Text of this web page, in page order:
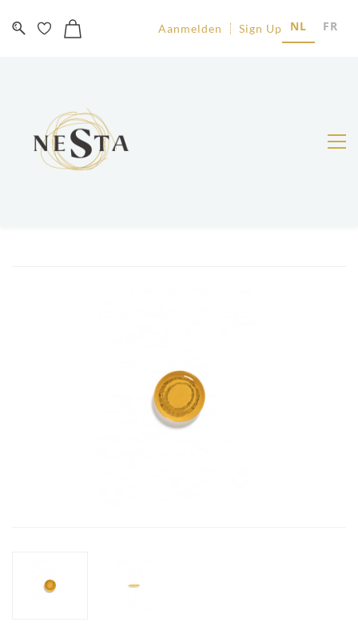
Aanmelden Sign Up NL FR